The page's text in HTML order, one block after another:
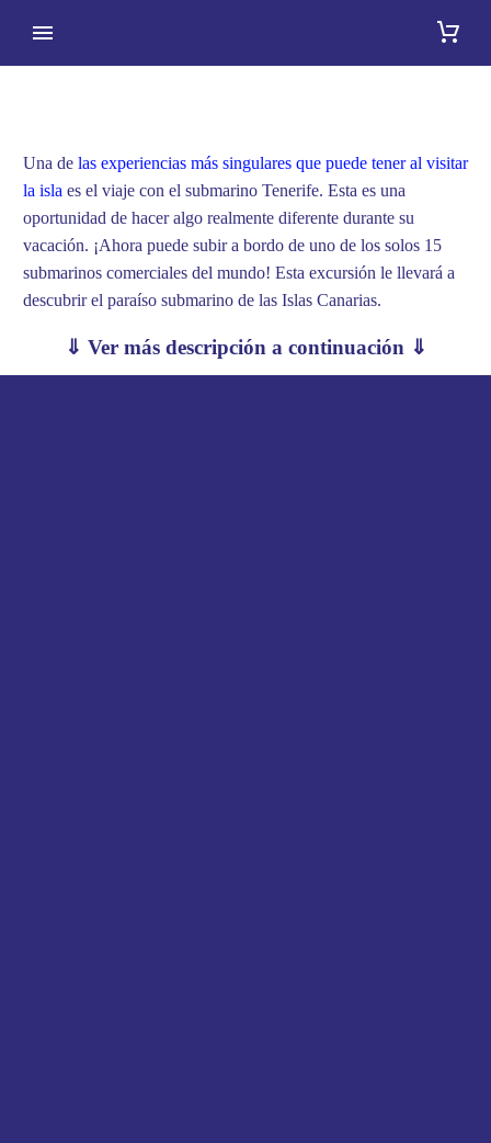
Una de las experiencias más singulares que puede tener al visitar
la isla es el viaje con el submarino Tenerife. Esta es una
oportunidad de hacer algo realmente diferente durante su
vacación. ¡Ahora puede subir a bordo de uno de los solos 15
submarinos comerciales del mundo! Esta excursión le llevará a
descubrir el paraíso submarino de las Islas Canarias.
⇓ Ver más descripción a continuación ⇓